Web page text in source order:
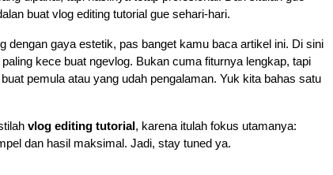
buat vlog editing tutorial gue sehari-hari.
dengan gaya estetik, pas banget kamu baca artikel ini. Di sini
kece buat ngevlog. Bukan cuma fiturnya lengkap, tapi
pemula atau yang udah pengalaman. Yuk kita bahas satu
vlog editing tutorial, karena itulah fokus utamanya:
dan hasil maksimal. Jadi, stay tuned ya.